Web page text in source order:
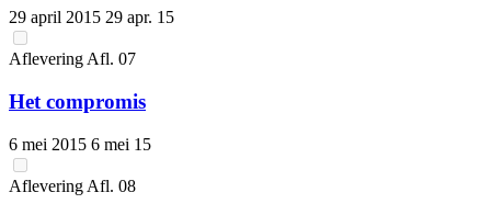
29 april 2015 29 apr. 15
Aflevering Afl. 07
Het compromis
6 mei 2015 6 mei 15
Aflevering Afl. 08